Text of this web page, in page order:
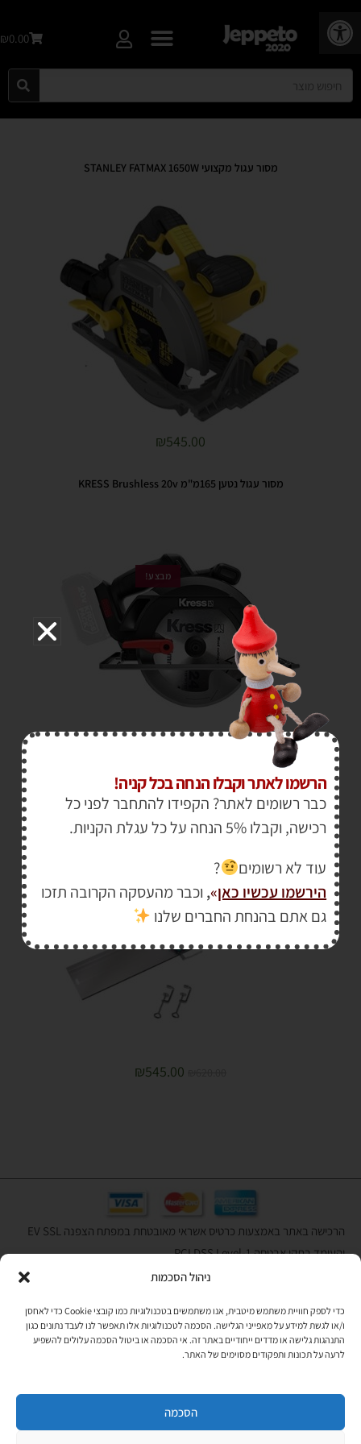
פתח סרגל נגישות
ניהול הסכמות
כדי לספק חוויית משתמש מיטבית, אנו משתמשים בטכנולוגיות כמו קובצי Cookie כדי לאחסן
ו/או לגשת למידע על מאפייני הגלישה. הסכמה לטכנולוגיות אלו תאפשר לנו לעבד נתונים כגון
התנהגות גלישה או מדדים ייחודיים באתר זה. אי הסכמה או ביטול הסכמה עלולים להשפיע
לרעה על תכונות ותפקודים מסוימים של האתר.
הסכמה
₪0.00
מסור עגול מקצועי STANLEY FATMAX 1650W
₪545.00
מסור עגול נטען 165מ"מ KRESS Brushless 20v
מבצע!
מסילה מקצועית למסור עגול WOLFCRAFT
מבצע!
₪545.00
הרכישה באתר באמצעות כרטיס אשראי מאובטחת במפתח הצפנה EV SSL
והעומד בתקן אבטחה PCI DSS Level-1
לתקנון האתר»
תהיו בקשר
להטריד. רק טיפים לשימושכם, מידע על דברים חדשים בחנות, מבצעים
וכדומה. מוזמנים להקליד את כתובת המייל שלכם:
הרשמו לאתר וקבלו הנחה בכל קניה!
כבר רשומים לאתר? הקפידו להתחבר לפני כל
רכישה, וקבלו 5% הנחה על כל עגלת הקניות.
עוד לא רשומים
?
הירשמו עכשיו כאן»
, וכבר מהעסקה הקרובה תזכו
גם אתם בהנחת החברים שלנו